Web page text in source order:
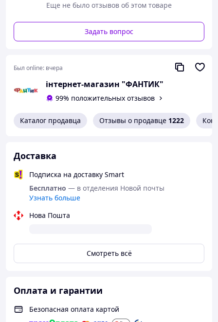
Еще не было отзывов об этом товаре
Задать вопрос
Был online: вчера
інтернет-магазин "ФАНТИК"
99% положительных отзывов
Каталог продавца Отзывы о продавце 1222
Доставка
Подписка на доставку Smart
Бесплатно — в отделения Новой почты
Узнать больше
Нова Пошта
Смотреть всё
Оплата и гарантии
Безопасная оплата картой